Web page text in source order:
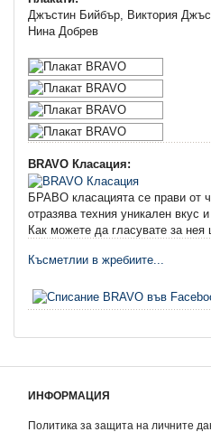
Джъстин Бийбър, Виктория
Нина Добрев
BRAVO Класация:
БРАВО класацията се прави от
отразява техния уникален вкус
Как можете да гласувате за нея
Късметлии в жребиите...
ИНФОРМАЦИЯ
Политика за защита на личните